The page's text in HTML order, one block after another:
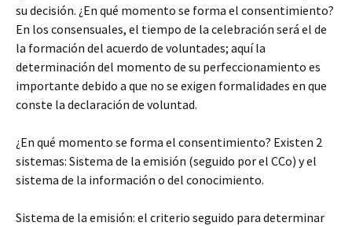
su decisión. ¿En qué momento se forma el consentimiento?
En los consensuales, el tiempo de la celebración será el de
la formación del acuerdo de voluntades; aquí la
determinación del momento de su perfeccionamiento es
importante debido a que no se exigen formalidades en que
conste la declaración de voluntad.
¿En qué momento se forma el consentimiento? Existen 2
sistemas: Sistema de la emisión (seguido por el CCo) y el
sistema de la información o del conocimiento.
Sistema de la emisión: el criterio seguido para determinar